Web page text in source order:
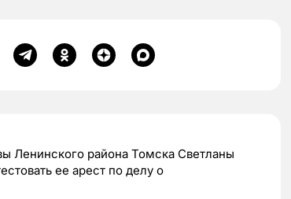
Ленинского района Томска Светланы
ее арест по делу о